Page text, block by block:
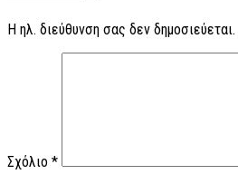
Η ηλ. διεύθυνση σας δεν δημοσιεύεται.
Σχόλιο *